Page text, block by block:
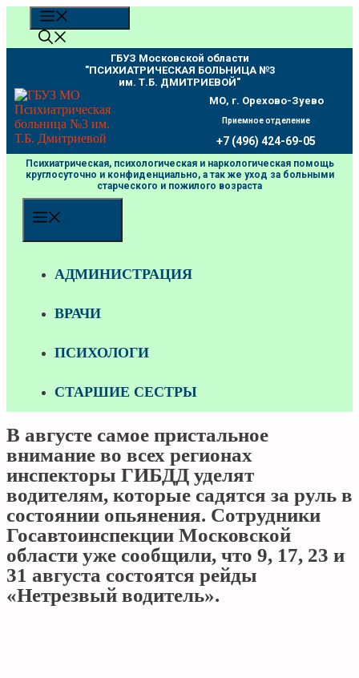
Перейти
содержимому
ГБУЗ Московской области
"ПCИХИАТРИЧЕСКАЯ БОЛЬНИЦА №3
им. Т.Б. ДМИТРИЕВОЙ"
МО, г. Орехово-Зуево
Приемное отделение
+7 (496) 424-69-05
Психиатрическая, психологическая и наркологическая помощь
круглосуточно и конфиденциально, а так же уход за больными
старческого и пожилого возраста
АДМИНИСТРАЦИЯ
ВРАЧИ
ПСИХОЛОГИ
СТАРШИЕ СЕСТРЫ
В августе самое пристальное
внимание во всех регионах
инспекторы ГИБДД уделят
водителям, которые садятся за руль в
состоянии опьянения. Сотрудники
Госавтоинспекции Московской
области уже сообщили, что 9, 17, 23 и
31 августа состоятся рейды
«Нетрезвый водитель».